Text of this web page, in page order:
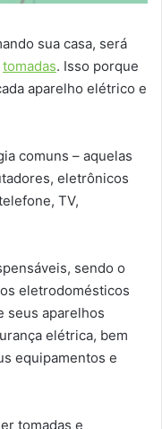
sua casa, será
tomadas. Isso porque
aparelho elétrico e
comuns – aquelas
eletrônicos
TV,
sendo o
eletrodomésticos
seus aparelhos
elétrica, bem
equipamentos e
tomadas e